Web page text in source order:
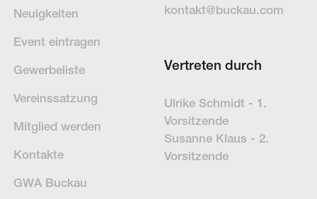
Neuigkeiten
Event eintragen
Gewerbeliste
Vereinssatzung
Mitglied werden
Kontakte
GWA Buckau
kontakt@buckau.com
Vertreten durch
Ulrike Schmidt - 1.
Vorsitzende
Susanne Klaus - 2.
Vorsitzende